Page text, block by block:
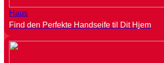
Haus
Find den Perfekte Handseife til Dit Hjem